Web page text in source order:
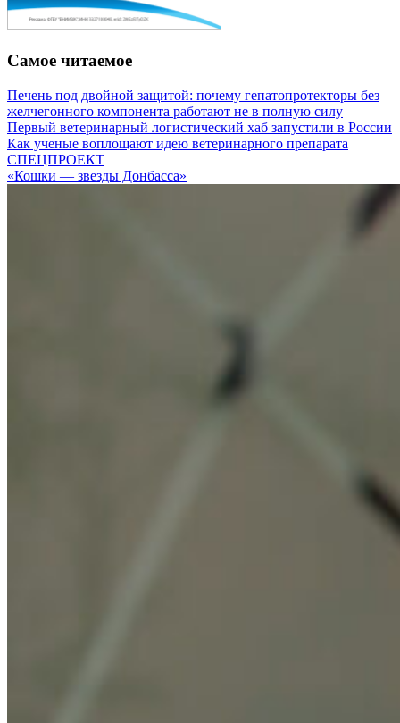
Самое читаемое
Печень под двойной защитой: почему гепатопротекторы без
желчегонного компонента работают не в полную силу
Первый ветеринарный логистический хаб запустили в России
Как ученые воплощают идею ветеринарного препарата
СПЕЦПРОЕКТ
«Кошки — звезды Донбасса»